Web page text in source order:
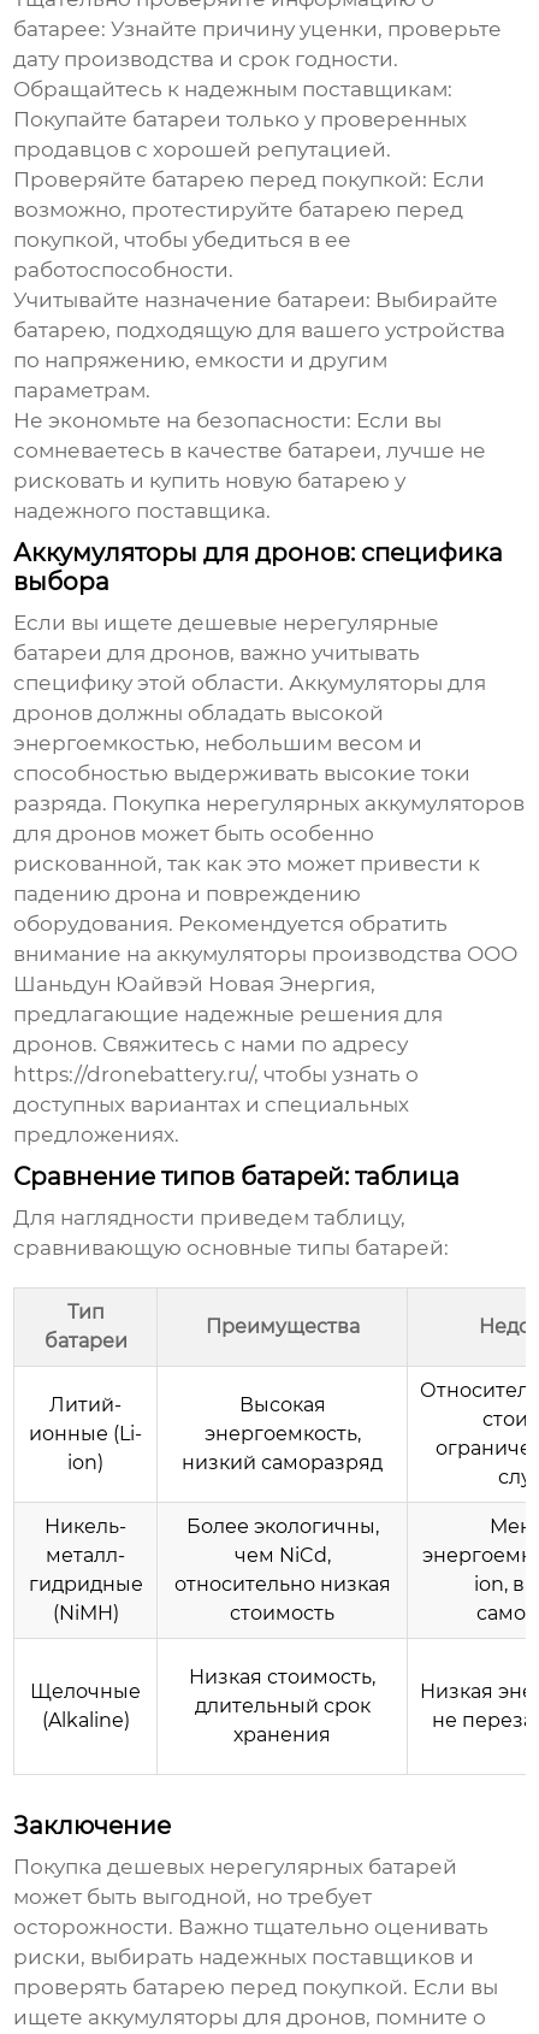
батарее: Узнайте причину уценки, проверьте
дату производства и срок годности.
Обращайтесь к надежным поставщикам:
Покупайте батареи только у проверенных
продавцов с хорошей репутацией.
Проверяйте батарею перед покупкой: Если
возможно, протестируйте батарею перед
покупкой, чтобы убедиться в ее
работоспособности.
Учитывайте назначение батареи: Выбирайте
батарею, подходящую для вашего устройства
по напряжению, емкости и другим
параметрам.
Не экономьте на безопасности: Если вы
сомневаетесь в качестве батареи, лучше не
рисковать и купить новую батарею у
надежного поставщика.
Аккумуляторы для дронов: специфика
выбора
Если вы ищетедешевые нерегулярные
батареи для дронов, важно учитывать
специфику этой области. Аккумуляторы для
дронов должны обладать высокой
энергоемкостью, небольшим весом и
способностью выдерживать высокие токи
разряда. Покупка нерегулярных аккумуляторов
для дронов может быть особенно
рискованной, так как это может привести к
падению дрона и повреждению
оборудования. Рекомендуется обратить
внимание на аккумуляторы производства ООО
Шаньдун Юайвэй Новая Энергия,
предлагающие надежные решения для
дронов. Свяжитесь с нами по адресу
https://dronebattery.ru/, чтобы узнать о
доступных вариантах и специальных
предложениях.
Сравнение типов батарей: таблица
Для наглядности приведем таблицу,
сравнивающую основные типы батарей:
Тип
батареи
Преимущества
Литий-
ионные (Li-
ion)
Высокая
энергоемкость,
низкий саморазряд
Никель-
металл-
гидридные
(NiMH)
Более экологичны,
чем NiCd,
относительно низкая
стоимость
ion,
Щелочные
(Alkaline)
Низкая стоимость,
длительный срок
хранения
Низкая
не
Заключение
Покупкадешевых нерегулярных батарей
может быть выгодной, но требует
осторожности. Важно тщательно оценивать
риски, выбирать надежных поставщиков и
проверять батарею перед покупкой. Если вы
ищете аккумуляторы для дронов, помните о